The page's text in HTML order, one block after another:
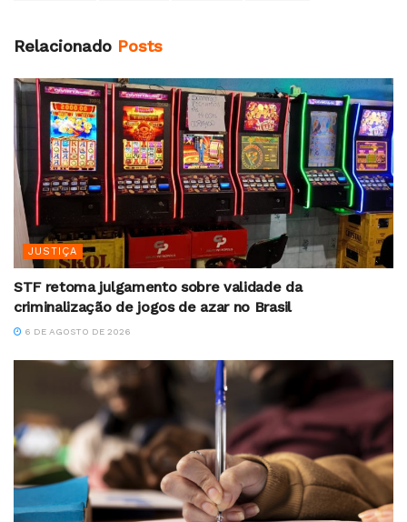
Relacionado Posts
JUSTIÇA
STF retoma julgamento sobre validade da
criminalização de jogos de azar no Brasil
6 DE AGOSTO DE 2026